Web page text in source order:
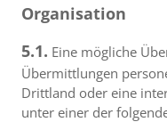
Organisation
5.1. Eine mögliche
Übermittlungen
Drittland oder eine
unter einer der